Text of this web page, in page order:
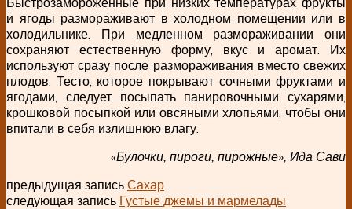
и ягоды размораживают в холодном помещении или в
холодильнике. При медленном размораживании они
сохраняют естественную форму, вкус и аромат. Их
используют сразу после размораживания вместо свежих
плодов. Тесто, которое покрывают сочными фруктами и
ягодами, следует посыпать панировочными сухарями,
крошковой посыпкой или овсяными хлопьями, чтобы они
впитали в себя излишнюю влагу.
«Булочки, пироги, пирожные», Ида Сави
предыдущая запись Сахар
следующая запись Густые джемы и мармелады